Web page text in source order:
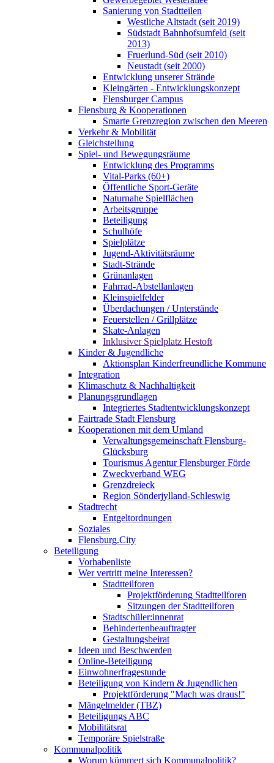
Sanierung von Stadtteilen
Westliche Altstadt (seit 2019)
Südstadt Bahnhofsumfeld (seit
2013)
Fruerlund-Süd (seit 2010)
Neustadt (seit 2000)
Entwicklung unserer Strände
Kleingärten - Entwicklungskonzept
Flensburger Campus
Flensburg & Kooperationen
Smarte Grenzregion zwischen den Meeren
Verkehr & Mobilität
Gleichstellung
Spiel- und Bewegungsräume
Entwicklung des Programms
Vital-Parks (60+)
Öffentliche Sport-Geräte
Naturnahe Spielflächen
Arbeitsgruppe
Beteiligung
Schulhöfe
Spielplätze
Jugend-Aktivitätsräume
Stadt-Strände
Grünanlagen
Fahrrad-Abstellanlagen
Kleinspielfelder
Überdachungen / Unterstände
Feuerstellen / Grillplätze
Skate-Anlagen
Inklusiver Spielplatz Hestoft
Kinder & Jugendliche
Aktionsplan Kinderfreundliche Kommune
Integration
Klimaschutz & Nachhaltigkeit
Planungsgrundlagen
Integriertes Stadtentwicklungskonzept
Fairtrade Stadt Flensburg
Kooperationen mit dem Umland
Verwaltungsgemeinschaft Flensburg-
Glücksburg
Tourismus Agentur Flensburger Förde
Zweckverband WEG
Grenzdreieck
Region Sönderjylland-Schleswig
Stadtrecht
Entgeltordnungen
Soziales
Flensburg.City
Beteiligung
Vorhabenliste
Wer vertritt meine Interessen?
Stadtteilforen
Projektförderung Stadtteilforen
Sitzungen der Stadtteilforen
Stadtschüler:innenrat
Behindertenbeauftragter
Gestaltungsbeirat
Ideen und Beschwerden
Online-Beteiligung
Einwohnerfragestunde
Beteiligung von Kindern & Jugendlichen
Projektförderung "Mach was draus!"
Mängelmelder (TBZ)
Beteiligungs ABC
Mobilitätsrat
Temporäre Spielstraße
Kommunalpolitik
Worum kümmert sich Kommunalpolitik?